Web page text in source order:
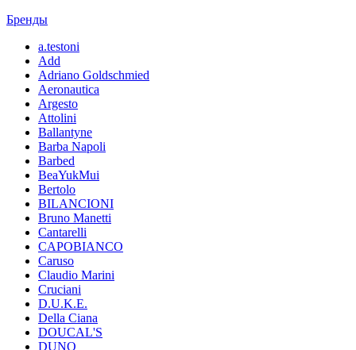
Бренды
a.testoni
Add
Adriano Goldschmied
Aeronautica
Argesto
Attolini
Ballantyne
Barba Napoli
Barbed
BeaYukMui
Bertolo
BILANCIONI
Bruno Manetti
Cantarelli
CAPOBIANCO
Caruso
Claudio Marini
Cruciani
D.U.K.E.
Della Ciana
DOUCAL'S
DUNO